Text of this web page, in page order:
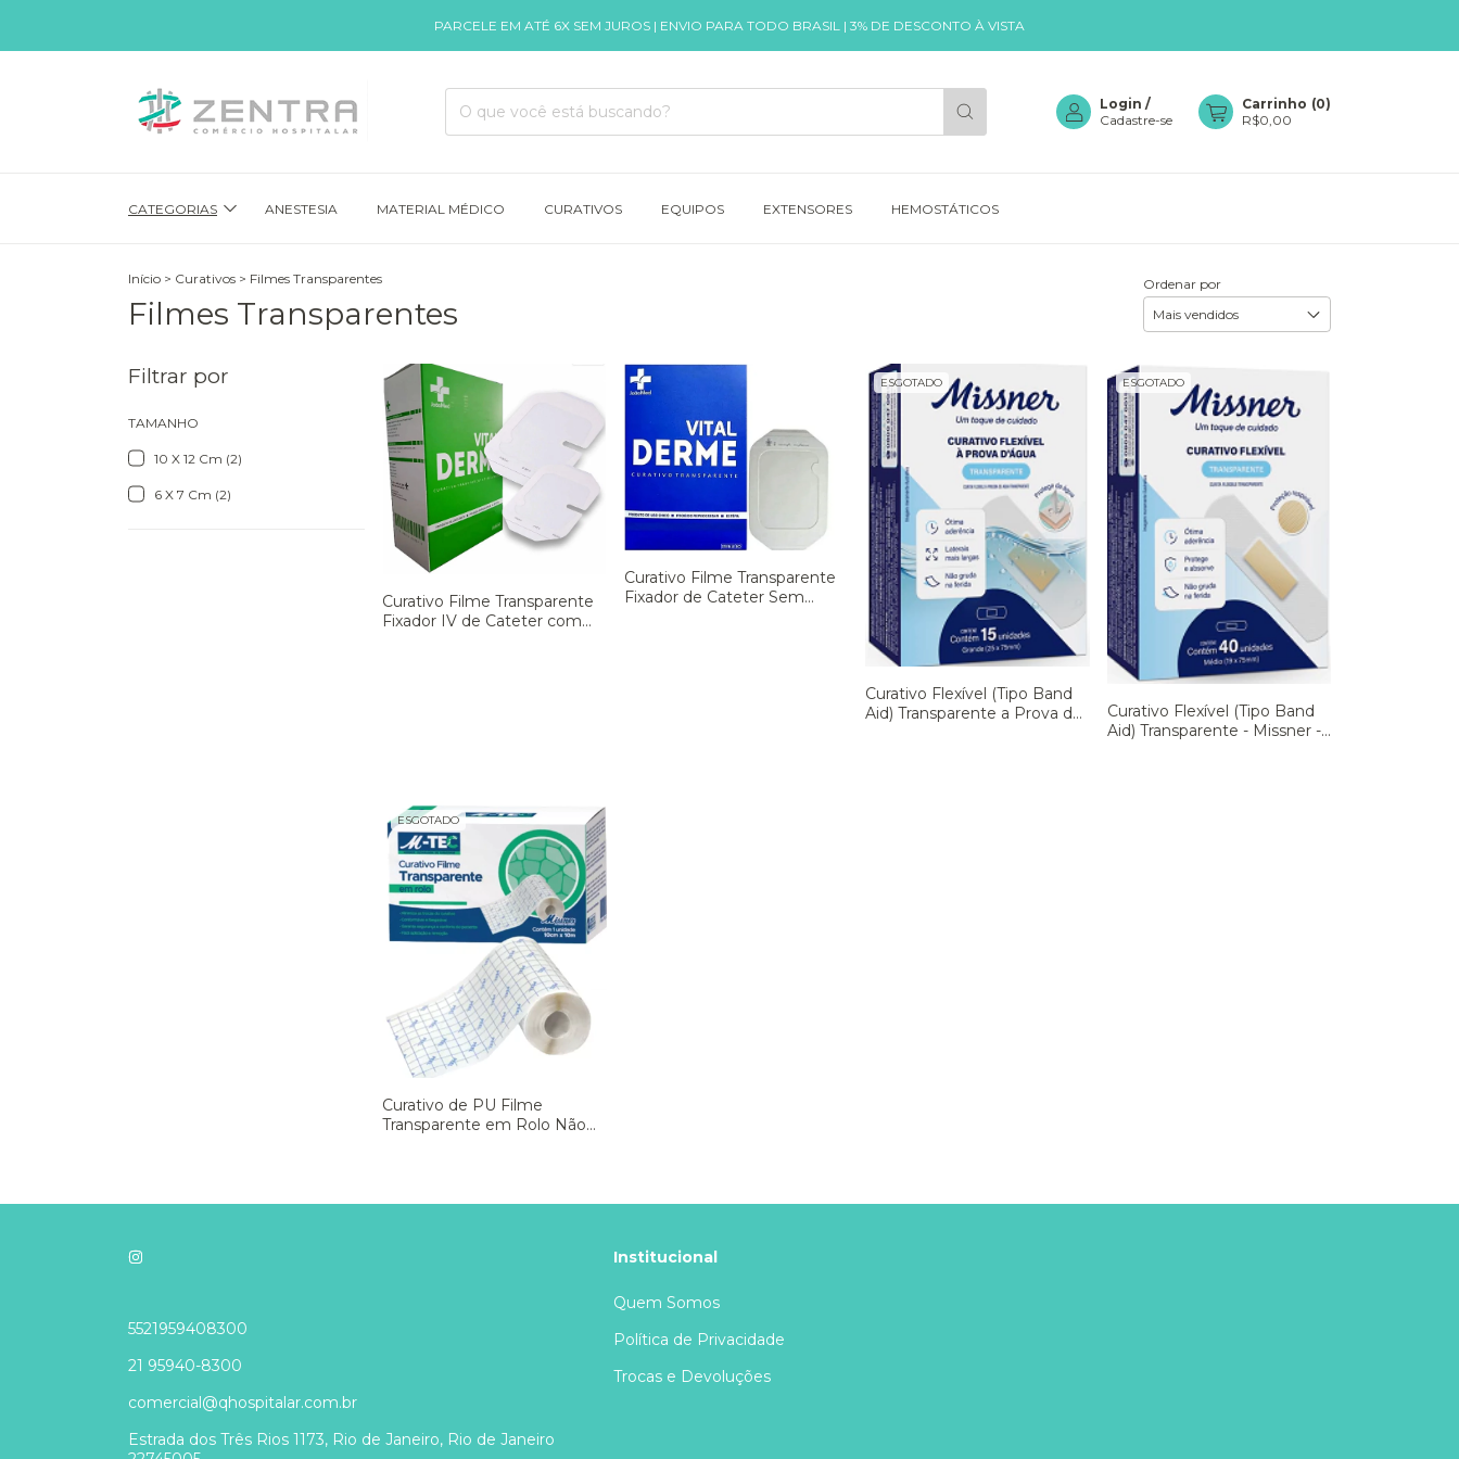
PARCELE EM ATÉ 6X SEM JUROS | ENVIO PARA TODO BRASIL | 3% DE DESCONTO À VISTA
Login /
Cadastre-se
Carrinho (0)
R$0,00
CATEGORIAS ANESTESIA MATERIAL MÉDICO CURATIVOS EQUIPOS EXTENSORES HEMOSTÁTICOS
Início > Curativos > Filmes Transparentes
Filmes Transparentes
Ordenar por
Filtrar por
TAMANHO
10 X 12 Cm (2)
6 X 7 Cm (2)
Curativo Filme Transparente
Fixador IV de Cateter com
Curativo Filme Transparente
Fixador de Cateter Sem
ESGOTADO
Curativo Flexível (Tipo Band
Aid) Transparente a Prova de
ESGOTADO
Curativo Flexível (Tipo Band
Aid) Transparente - Missner -
ESGOTADO
Curativo de PU Filme
Transparente em Rolo Não
5521959408300
21 95940-8300
comercial@qhospitalar.com.br
Estrada dos Três Rios 1173, Rio de Janeiro, Rio de Janeiro
Institucional
Quem Somos
Política de Privacidade
Trocas e Devoluções